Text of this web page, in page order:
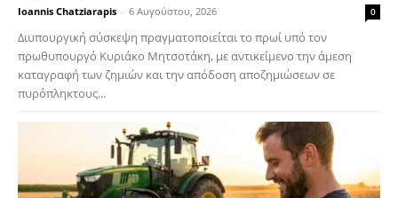
Ioannis Chatziarapis - 6 Αυγούστου, 2026 0
Διυπουργική σύσκεψη πραγματοποιείται το πρωί υπό τον
πρωθυπουργό Κυριάκο Μητσοτάκη, με αντικείμενο την άμεση
καταγραφή των ζημιών και την απόδοση αποζημιώσεων σε
πυρόπληκτους...